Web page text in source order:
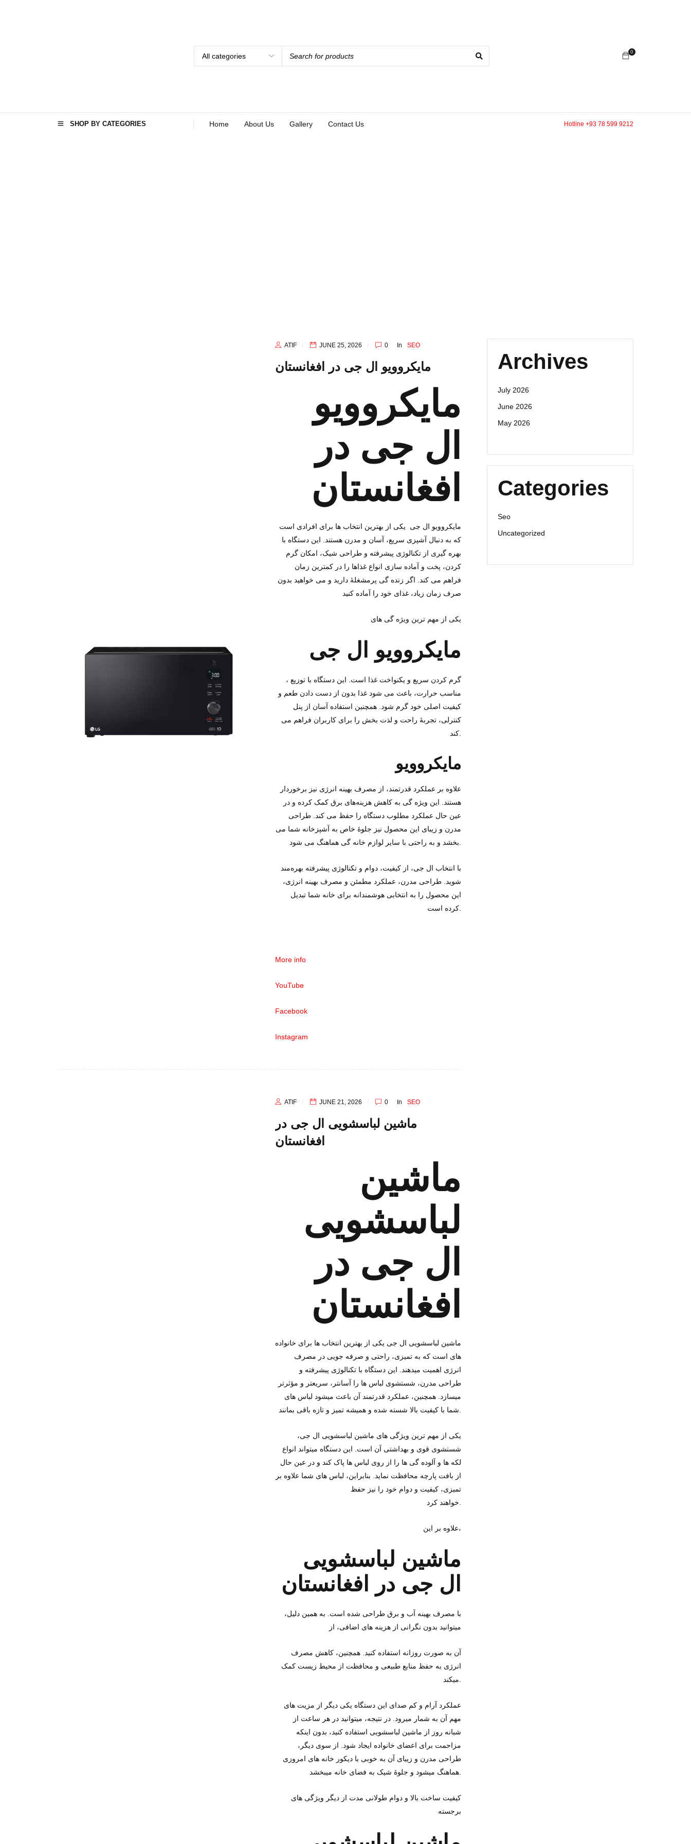
0
SHOP BY CATEGORIES Home About Us Gallery Contact Us Hotline +93 78 599 9212
ATIF JUNE 25, 2026 0 In SEO
مایکروویو ال‌ جی در افغانستان
ال‌ جی در
افغانستان
مایکروویو ال‌ جی یکی از بهترین انتخاب‌ ها برای افرادی است
که به دنبال آشپزی سریع، آسان و مدرن هستند. این دستگاه با
بهره‌ گیری از تکنالوژی پیشرفته و طراحی شیک، امکان گرم‌
کردن، پخت و آماده‌ سازی انواع غذاها را در کمترین زمان
فراهم می‌ کند. اگر زنده گی پرمشغله‌ٔ دارید و می‌ خواهید بدون
صرف زمان زیاد، غذای خود را آماده کنید
یکی از مهم‌ ترین ویژه گی‌ های
مایکروویو ال‌ جی
، گرم‌ کردن سریع و یکنواخت غذا است. این دستگاه با توزیع
مناسب حرارت، باعث می‌ شود غذا بدون از دست دادن طعم و
کیفیت اصلی خود گرم شود. همچنین استفاده آسان از پنل
کنترلی، تجربه‌ٔ راحت و لذت‌ بخش را برای کاربران فراهم می‌
مایکروویو
علاوه بر عملکرد قدرتمند، از مصرف بهینه انرژی نیز برخوردار
هستند. این ویژه گی به کاهش هزینه‌های برق کمک کرده و در
عین حال عملکرد مطلوب دستگاه را حفظ می‌ کند. طراحی
مدرن و زیبای این محصول نیز جلوه‌ٔ خاص به آشپزخانه شما می‌
با انتخاب ال‌ جی، از کیفیت، دوام و تکنالوژی پیشرفته بهره‌مند
شوید. طراحی مدرن، عملکرد مطمئن و مصرف بهینه انرژی،
این محصول را به انتخابی هوشمندانه برای خانه شما تبدیل
More info
YouTube
Facebook
Instagram
ATIF JUNE 21, 2026 0 In SEO
ماشین لباسشویی ال‌ جی در
افغانستان
لباسشویی
ال‌ جی در
افغانستان
ماشین لباسشویی ال‌ جی یکی از بهترین انتخاب‌ ها برای خانواده‌
های است که به تمیزی، راحتی و صرفه‌ جویی در مصرف
انرژی اهمیت میدهند. این دستگاه با تکنالوژی پیشرفته و
طراحی مدرن، شستشوی لباس‌ ها را آسانتر، سریعتر و مؤثرتر
میسازد. همچنین، عملکرد قدرتمند آن باعث میشود لباس‌ های
یکی از مهم‌ ترین ویژگی‌ های ماشین لباسشویی ال‌ جی،
شستشوی قوی و بهداشتی آن است. این دستگاه میتواند انواع
لکه‌ ها و آلوده گی‌ ها را از روی لباس‌ ها پاک کند و در عین حال
از بافت پارچه محافظت نماید. بنابراین، لباس‌ های شما علاوه بر
تمیزی، کیفیت و دوام خود را نیز حفظ
علاوه بر این،
ال‌ جی در افغانستان
با مصرف بهینه آب و برق طراحی شده است. به همین دلیل،
میتوانید بدون نگرانی از هزینه‌ های اضافی، از
آن به صورت روزانه استفاده کنید. همچنین، کاهش مصرف
انرژی به حفظ منابع طبیعی و محافظت از محیط زیست کمک
عملکرد آرام و کم‌ صدای این دستگاه یکی دیگر از مزیت‌ های
مهم آن به شمار میرود. در نتیجه، میتوانید در هر ساعت از
شبانه‌ روز از ماشین لباسشویی استفاده کنید، بدون اینکه
مزاحمت برای اعضای خانواده ایجاد شود. از سوی دیگر،
طراحی مدرن و زیبای آن به خوبی با دیکور خانه‌ های امروزی
کیفیت ساخت بالا و دوام طولانی‌ مدت از دیگر ویژگی‌ های
برجسته
Archives
July 2026
June 2026
May 2026
Categories
Seo
Uncategorized